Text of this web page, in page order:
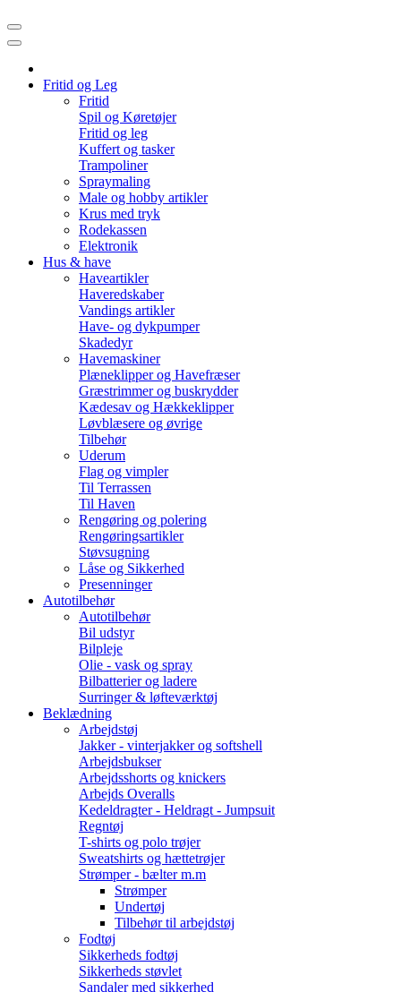
Fritid og Leg
Fritid
Spil og Køretøjer
Fritid og leg
Kuffert og tasker
Trampoliner
Spraymaling
Male og hobby artikler
Krus med tryk
Rodekassen
Elektronik
Hus & have
Haveartikler
Haveredskaber
Vandings artikler
Have- og dykpumper
Skadedyr
Havemaskiner
Plæneklipper og Havefræser
Græstrimmer og buskrydder
Kædesav og Hækkeklipper
Løvblæsere og øvrige
Tilbehør
Uderum
Flag og vimpler
Til Terrassen
Til Haven
Rengøring og polering
Rengøringsartikler
Støvsugning
Låse og Sikkerhed
Presenninger
Autotilbehør
Autotilbehør
Bil udstyr
Bilpleje
Olie - vask og spray
Bilbatterier og ladere
Surringer & løfteværktøj
Beklædning
Arbejdstøj
Jakker - vinterjakker og softshell
Arbejdsbukser
Arbejdsshorts og knickers
Arbejds Overalls
Kedeldragter - Heldragt - Jumpsuit
Regntøj
T-shirts og polo trøjer
Sweatshirts og hættetrøjer
Strømper - bælter m.m
Strømper
Undertøj
Tilbehør til arbejdstøj
Fodtøj
Sikkerheds fodtøj
Sikkerheds støvlet
Sandaler med sikkerhed